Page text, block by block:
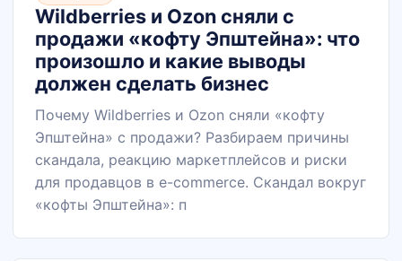
Wildberries и Ozon сняли с
продажи «кофту Эпштейна»: что
произошло и какие выводы
должен сделать бизнес
Почему Wildberries и Ozon сняли «кофту
Эпштейна» с продажи? Разбираем причины
скандала, реакцию маркетплейсов и риски
для продавцов в e-commerce. Скандал вокруг
«кофты Эпштейна»: п